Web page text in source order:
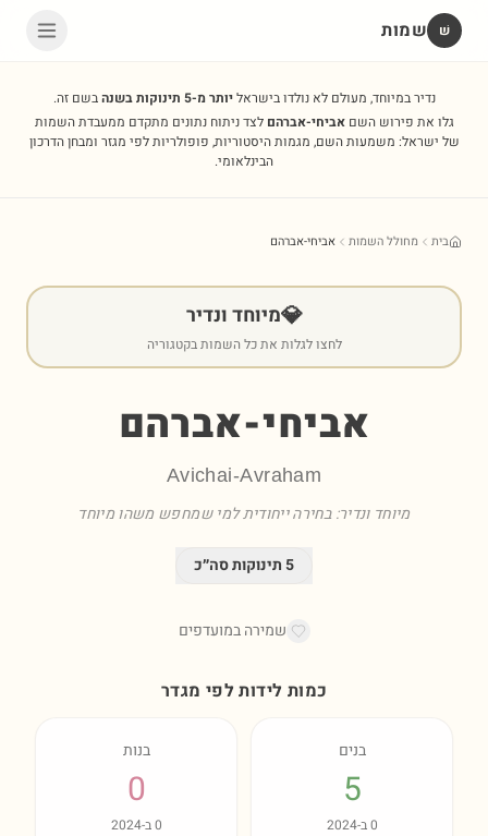
שׁ שמות
נדיר במיוחד, מעולם לא נולדו בישראליותר מ-5 תינוקות בשנה
בשם זה.
גלו את פירוש השםאביחי-אברהם לצד ניתוח נתונים מתקדם ממעבדת השמות
של ישראל: משמעות השם, מגמות היסטוריות, פופולריות לפי מגזר ומבחן הדרכון
הבינלאומי.
בית מחולל השמות אביחי-אברהם
💎מיוחד ונדיר
לחצו לגלות את כל השמות בקטגוריה
אביחי-אברהם
Avichai-Avraham
מיוחד ונדיר: בחירה ייחודית למי שמחפש משהו מיוחד
5תינוקות סה״כ
שמירה במועדפים
כמות לידות לפי מגדר
בנים
5
0ב-2024
בנות
0
0ב-2024